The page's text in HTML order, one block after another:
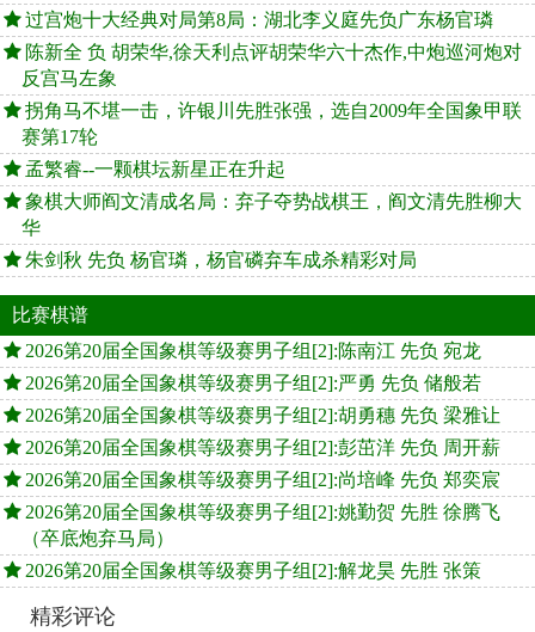
过宫炮十大经典对局第8局：湖北李义庭先负广东杨官璘
陈新全 负 胡荣华,徐天利点评胡荣华六十杰作,中炮巡河炮对
反宫马左象
拐角马不堪一击，许银川先胜张强，选自2009年全国象甲联
赛第17轮
孟繁睿--一颗棋坛新星正在升起
象棋大师阎文清成名局：弃子夺势战棋王，阎文清先胜柳大
华
朱剑秋 先负 杨官璘，杨官磷弃车成杀精彩对局
比赛棋谱
2026第20届全国象棋等级赛男子组[2]:陈南江 先负 宛龙
2026第20届全国象棋等级赛男子组[2]:严勇 先负 储般若
2026第20届全国象棋等级赛男子组[2]:胡勇穗 先负 梁雅让
2026第20届全国象棋等级赛男子组[2]:彭茁洋 先负 周开薪
2026第20届全国象棋等级赛男子组[2]:尚培峰 先负 郑奕宸
2026第20届全国象棋等级赛男子组[2]:姚勤贺 先胜 徐腾飞
（卒底炮弃马局）
2026第20届全国象棋等级赛男子组[2]:解龙昊 先胜 张策
精彩评论